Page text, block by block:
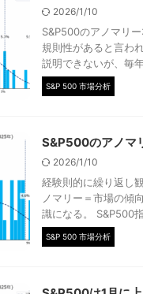
2026/1/10
S&P500のアノマリ
規則性があると言わ
説明できないが、毎
S&P 500 市場分析
S&P500のアノマ
2026/1/10
経験則的に繰り返し
ノマリー＝市場の傾
識になる。 S&P500
S&P 500 市場分析